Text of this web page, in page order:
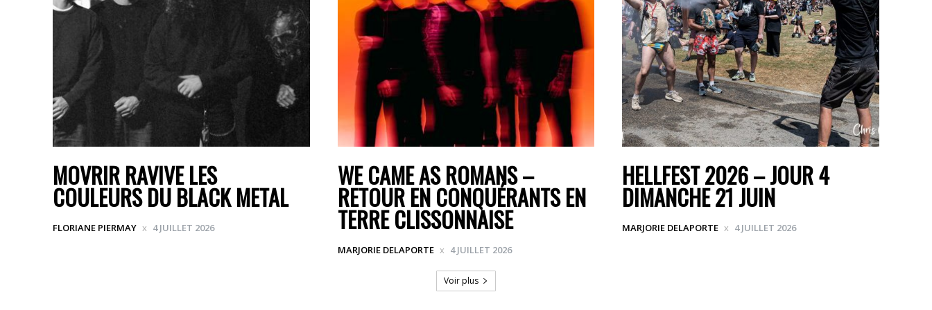
MOVRIR RAVIVE LES
COULEURS DU BLACK METAL
FLORIANE PIERMAY 4 JUILLET 2026
WE CAME AS ROMANS –
RETOUR EN CONQUÉRANTS EN
TERRE CLISSONNAISE
MARJORIE DELAPORTE 4 JUILLET 2026
HELLFEST 2026 – JOUR 4
DIMANCHE 21 JUIN
MARJORIE DELAPORTE 4 JUILLET 2026
Voir plus